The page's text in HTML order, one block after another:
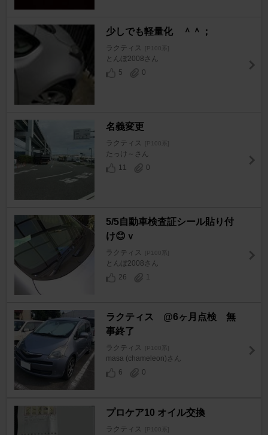
少しでも軽量化 ＾＾；
ラクティス [P100系]
とんぼ2008さん
5
0
名義変更
ラクティス [P100系]
たっけ～さん
11
0
5/5自動車検査証シール貼り付
け😊ｖ
ラクティス [P100系]
とんぼ2008さん
26
1
ラクティス @6ヶ月点検 無
事終了
ラクティス [P100系]
masa (chameleon)さん
6
0
プロケア10 オイル交換
ラクティス [P100系]